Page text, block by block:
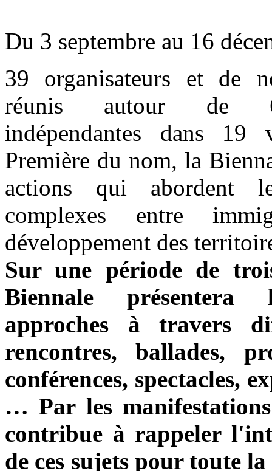
Du 3 septembre au 16
39 organisateurs et de
réunis autour de
indépendantes dans
Première du nom, la
actions qui abordent
complexes entre
développement des
Sur une période de
Biennale
approches à travers
rencontres, ballades,
conférences, spectacles,
… Par les
contribue à rappeler
de ces sujets pour toute